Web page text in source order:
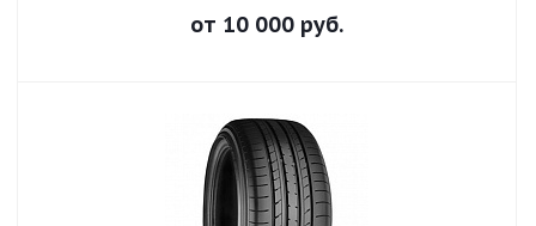
от 10 000 руб.